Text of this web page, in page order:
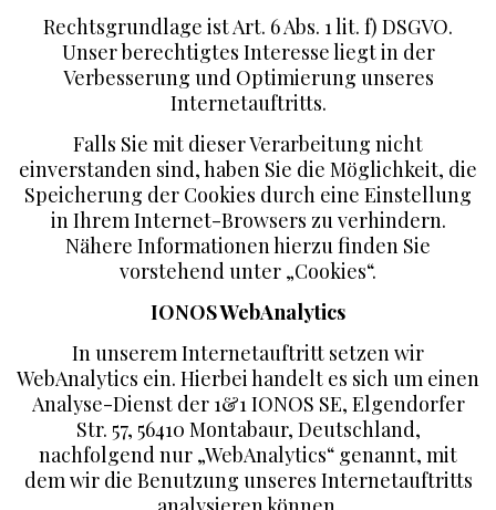
Rechtsgrundlage ist Art. 6 Abs. 1 lit. f) DSGVO.
Unser berechtigtes Interesse liegt in der
Verbesserung und Optimierung unseres
Internetauftritts.
Falls Sie mit dieser Verarbeitung nicht
einverstanden sind, haben Sie die Möglichkeit, die
Speicherung der Cookies durch eine Einstellung
in Ihrem Internet-Browsers zu verhindern.
Nähere Informationen hierzu finden Sie
vorstehend unter „Cookies“.
IONOS WebAnalytics
In unserem Internetauftritt setzen wir
WebAnalytics ein. Hierbei handelt es sich um einen
Analyse-Dienst der 1&1 IONOS SE, Elgendorfer
Str. 57, 56410 Montabaur, Deutschland,
nachfolgend nur „WebAnalytics“ genannt, mit
dem wir die Benutzung unseres Internetauftritts